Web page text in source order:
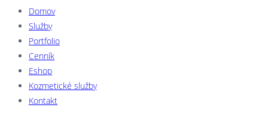
Domov
Služby
Portfolio
Cenník
Eshop
Kozmetické služby
Kontakt